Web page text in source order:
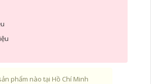
phẩm nào tại Hồ Chí Minh